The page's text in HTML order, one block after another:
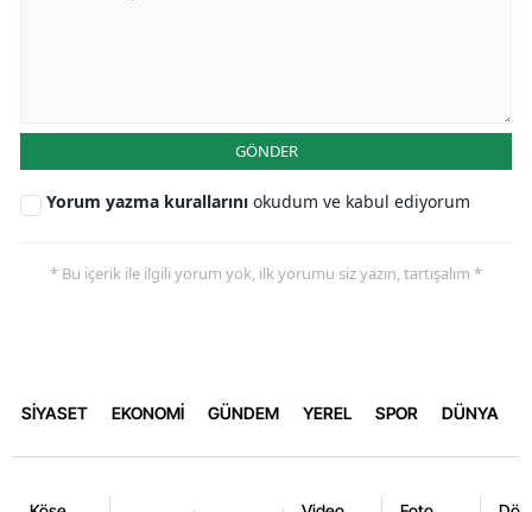
GÖNDER
Yorum yazma kurallarını okudum ve kabul ediyorum
* Bu içerik ile ilgili yorum yok, ilk yorumu siz yazın, tartışalım *
SİYASET EKONOMİ GÜNDEM YEREL SPOR DÜNYA